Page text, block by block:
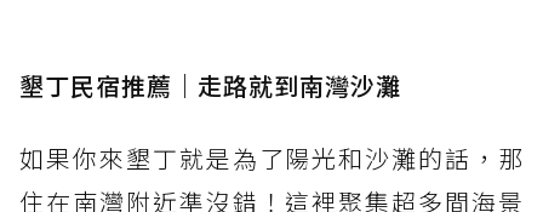
墾丁民宿推薦｜走路就到南灣沙灘
如果你來墾丁就是為了陽光和沙灘的話，那
住在南灣附近準沒錯！這裡聚集超多間海景